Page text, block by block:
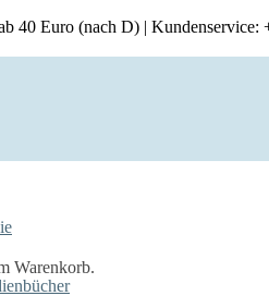
40 Euro (nach D) | Kundenservice:
Warenkorb.